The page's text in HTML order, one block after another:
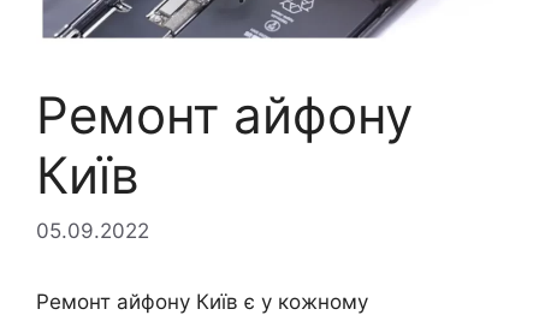
Ремонт айфону
Київ
05.09.2022
Ремонт айфону Київ є у кожному